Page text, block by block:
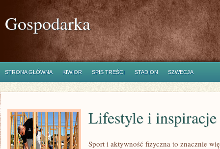
Gospodarka
STRONA GŁÓWNA KIWIOR SPIS TREŚCI STADION SZWECJA
Lifestyle i inspiracje
Sport i aktywność fizyczna to znacznie